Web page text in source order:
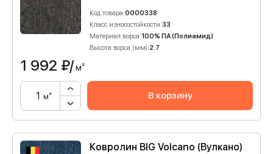
Код товара:0000338
Класс износостойкости:33
Материал ворса:100% ПА (Полиамид)
Высота ворса (мм):2.7
1 992 ₽/м²
м² В корзину
Ковролин BIG Volcano (Вулкано)